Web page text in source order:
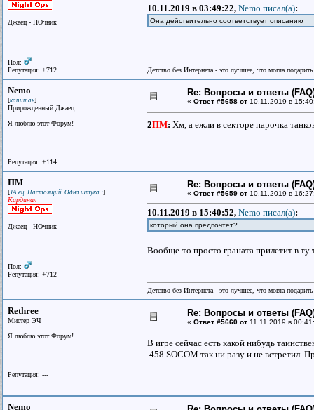
Джаец - НОчник
Пол:
Репутация: +712
10.11.2019 в 03:49:22, Nemo писал(a):
Она действительно соответствует описанию
Детство без Интернета - это лучшее, что могла
Nemo
[капитан]
Прирожденный Джаец
Я люблю этот Форум!
Репутация: +114
Re: Вопросы и ответы
« Ответ #5658 от 10.11.2019 в
2ПМ: Хм, а ежли в секторе парочка
ПМ
[JA'ец. Настоящий. Одна штука :]
Кардинал
Джаец - НОчник
Пол:
Репутация: +712
Re: Вопросы и ответы
« Ответ #5659 от 10.11.2019 в
10.11.2019 в 15:40:52, Nemo писал(a):
который она предпочтет?
Вообще-то просто граната прилетит в
Детство без Интернета - это лучшее, что могла
Rethree
Мистер ЭЧ
Я люблю этот Форум!
Репутация: ---
Re: Вопросы и ответы
« Ответ #5660 от 11.11.2019 в
В игре сейчас есть какой нибудь
.458 SOCOM так ни разу и не встретил.
Nemo